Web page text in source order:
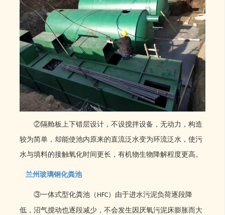
②隔舱板上下错层设计，不设搅拌设备，无动力，构造
较为简单，却能使池内原来的直流泛水变为环流泛水，使污
水与填料的接触氧化时间更长，有机物生物降解程度更高。
兰州玻璃钢化粪池
③一体式型化粪池（ HFC）由于进水污泥负荷逐段降
低，沼气搅动也逐段减少，不会发生因厌氧污泥床膨胀而大